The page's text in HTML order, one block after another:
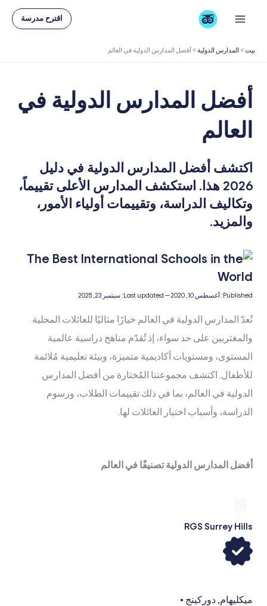
المحتوى
اقترح مدرسة
بيت> المدارس الدولية> أفضل المدارس الدولية في العالم
أفضل المدارس الدولية في
العالم
اكتشف أفضل المدارس الدولية في دليل
2026 هذا. استكشف المدارس الأعلى تقييماً،
وتكاليف الدراسة، وتقييمات أولياء الأمور،
والمزيد.
Published: أغسطس 10, 2020 —
Last updated: سبتمبر 23, 2025
تُعدّ المدارس الدولية في العالم خيارًا مثاليًا للعائلات المحلية
والمغتربين على حد سواء، إذ تُقدّم مناهج دراسية عالمية
المستوى، ومستويات أكاديمية متميزة، وبيئة تعليمية مُلائمة
للأطفال. اكتشف مجموعتنا المُختارة من أفضل المدارس
الدولية في العالم، بما في ذلك تقييمات الطلاب، ورسوم
الدراسة، وأسباب اختيار العائلات لها.
أفضل المدارس الدولية تصنيفًا في العالم
RGS Surrey Hills
ميكليهام, دوركينج •